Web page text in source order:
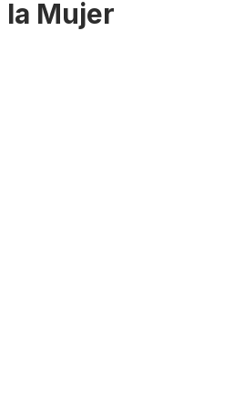
la Mujer